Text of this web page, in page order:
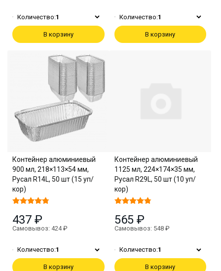
Количество:1
В корзину
Количество:1
В корзину
Контейнер алюминиевый
900 мл, 218×113×54 мм,
Русал R14L, 50 шт (15 уп/
кор)
437 ₽
Самовывоз: 424 ₽
Количество:1
В корзину
Контейнер алюминиевый
1125 мл, 224×174×35 мм,
Русал R29L, 50 шт (10 уп/
кор)
565 ₽
Самовывоз: 548 ₽
Количество:1
В корзину